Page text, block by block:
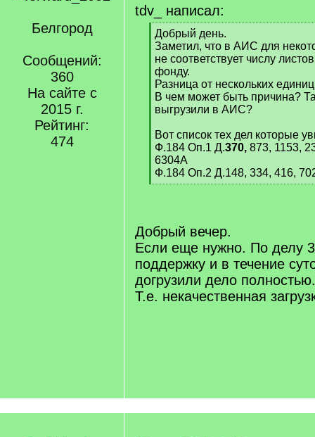
Белгород
Сообщений:
360
На сайте с
2015 г.
Рейтинг:
474
tdv_ написал:
[
q
]
Добрый день.
Заметил, что в АИС для
не соответствует числу
фонду.
Разница от нескольких
В чем может быть причина?
выгрузили в АИС?
Вот список тех дел которые
Ф.184 Оп.1 Д.370, 873, 1153,
6304А
Ф.184 Оп.2 Д.148, 334, 416,
[
]
Добрый вечер.
Если еще нужно. По делу
поддержку и в течение
догрузили дело полностью.
Т.е. некачественная